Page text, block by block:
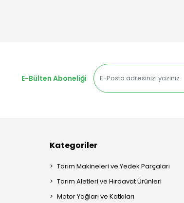
E-Bülten Aboneliği
Kategoriler
Tarım Makineleri ve Yedek Parçaları
Tarım Aletleri ve Hırdavat Ürünleri
Motor Yağları ve Katkıları